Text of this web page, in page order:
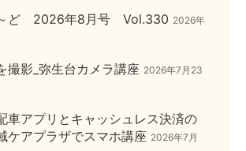
ど 2026年8月号 Vol.330 2026年
撮影_弥生台カメラ講座 2026年7月23
車アプリとキャッシュレス決済の
ケアプラザでスマホ講座 2026年7月